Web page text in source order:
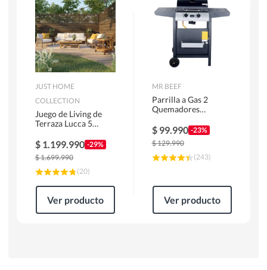
JUST HOME
COLLECTION
Juego de Living de
Terraza Lucca 5
$ 1.199.990 -29%
$1.699.990
(20)
Ver producto
MR BEEF
Parrilla a Gas 2
Quemadores
$ 99.990 -23%
$129.990
(243)
Ver producto